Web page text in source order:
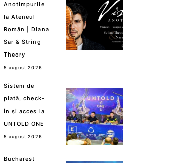
Anotimpurile
la Ateneul
Român | Diana
Sar & String
Theory
5 august 2026
Sistem de
plată, check-
in și acces la
UNTOLD ONE
5 august 2026
Bucharest